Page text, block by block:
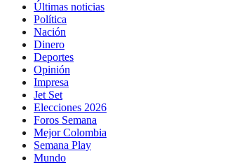
Últimas noticias
Política
Nación
Dinero
Deportes
Opinión
Impresa
Jet Set
Elecciones 2026
Foros Semana
Mejor Colombia
Semana Play
Mundo